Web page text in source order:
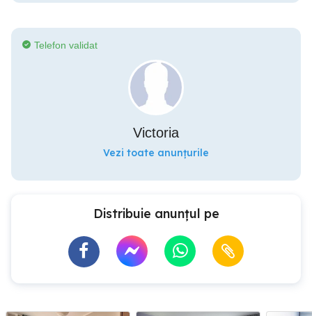
Telefon validat
Victoria
Vezi toate anunțurile
Distribuie anunțul pe